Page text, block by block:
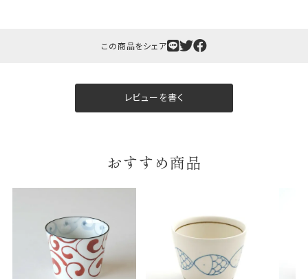
この商品をシェア
レビューを書く
おすすめ商品